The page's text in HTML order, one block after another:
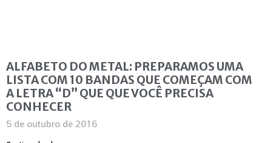
ALFABETO DO METAL: PREPARAMOS UMA
LISTA COM 10 BANDAS QUE COMEÇAM COM
A LETRA “D” QUE QUE VOCÊ PRECISA
CONHECER
5 de outubro de 2016